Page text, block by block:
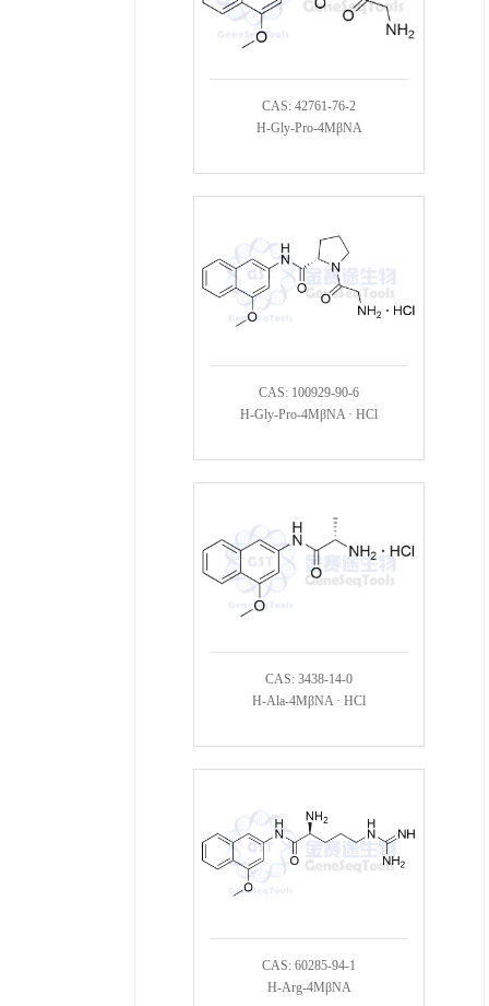
CAS: 42761-76-2
H-Gly-Pro-4MβNA
CAS: 100929-90-6
H-Gly-Pro-4MβNA · HCl
CAS: 3438-14-0
H-Ala-4MβNA · HCl
CAS: 60285-94-1
H-Arg-4MβNA